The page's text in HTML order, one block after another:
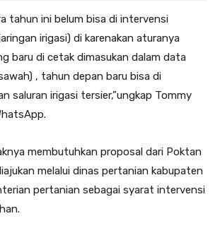
tahun ini belum bisa di intervensi
irigasi) di karenakan aturanya
baru di cetak dimasukan dalam data
, tahun depan baru bisa di
saluran irigasi tersier,”ungkap Tommy
membutuhkan proposal dari Poktan
melalui dinas pertanian kabupaten
pertanian sebagai syarat intervensi